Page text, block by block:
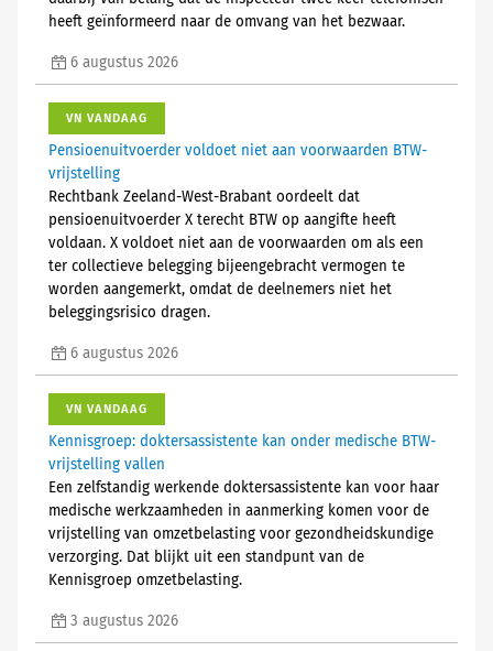
heeft geïnformeerd naar de omvang van het bezwaar.
6 augustus 2026
VN VANDAAG
Pensioenuitvoerder voldoet niet aan voorwaarden BTW-
vrijstelling
Rechtbank Zeeland-West-Brabant oordeelt dat
pensioenuitvoerder X terecht BTW op aangifte heeft
voldaan. X voldoet niet aan de voorwaarden om als een
ter collectieve belegging bijeengebracht vermogen te
worden aangemerkt, omdat de deelnemers niet het
beleggingsrisico dragen.
6 augustus 2026
VN VANDAAG
Kennisgroep: doktersassistente kan onder medische BTW-
vrijstelling vallen
Een zelfstandig werkende doktersassistente kan voor haar
medische werkzaamheden in aanmerking komen voor de
vrijstelling van omzetbelasting voor gezondheidskundige
verzorging. Dat blijkt uit een standpunt van de
Kennisgroep omzetbelasting.
3 augustus 2026